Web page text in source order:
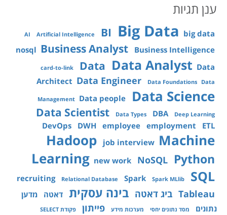
ענן תגיות
AI Artificial Intelligence BI Big Data big data
nosql Business Analyst Business Intelligence
card-to-link Data Data Analyst Data
Architect Data Engineer Data Foundations Data
Management Data people Data Science
Data Scientist Data Types DBA Deep Learning
DevOps DWH employee employment ETL
Hadoop job interview Machine
Learning new work NoSQL Python
recruiting Relational Database Spark Spark MLlib SQL
Tableau ביג דאטה בינה עסקית דאטה
מדען
נתונים
מסד נתונים יחסי מערכות מידע פייתון פקודת SELECT